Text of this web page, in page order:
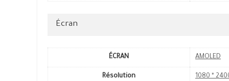
Écran
ÉCRAN AMOLED
Résolution 1080 *